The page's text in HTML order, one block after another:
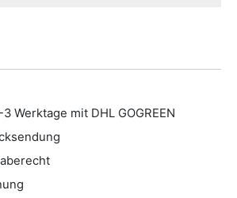
Werktage mit DHL GOGREEN